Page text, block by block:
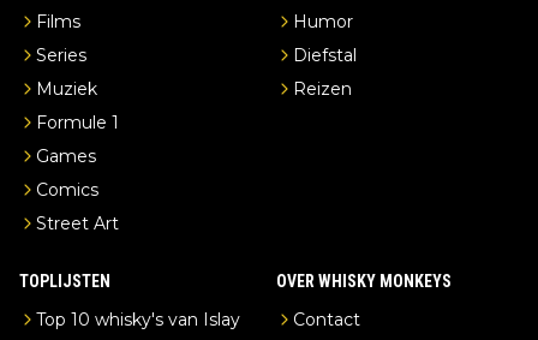
Films
Series
Muziek
Formule 1
Games
Comics
Street Art
Humor
Diefstal
Reizen
TOPLIJSTEN
Top 10 whisky's van Islay
OVER WHISKY MONKEYS
Contact